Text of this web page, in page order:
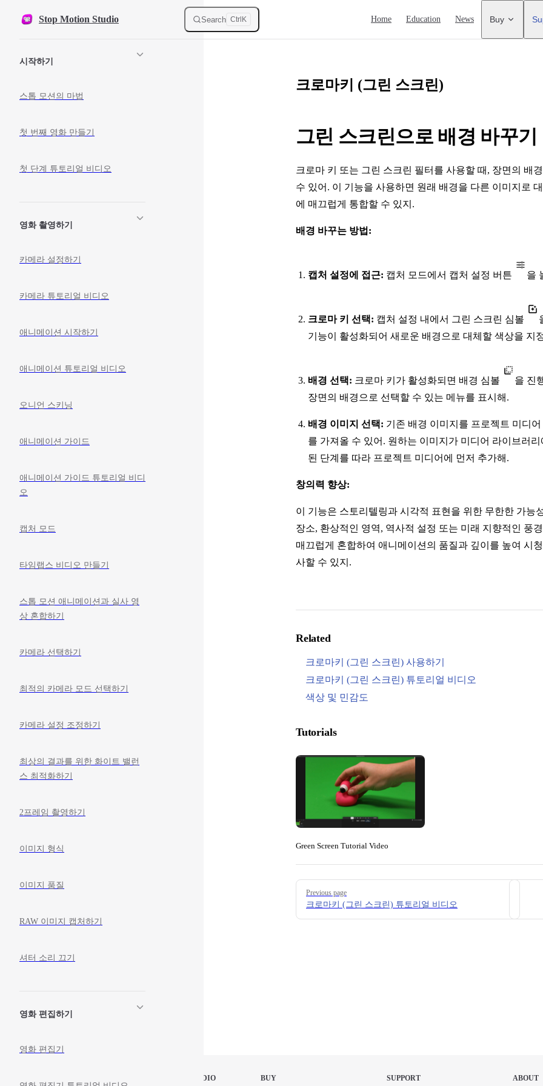
Skip to content
Stop Motion Studio Search Ctrl K Home Education News Buy
시작하기
스톱 모션의 마법
첫 번째 영화 만들기
첫 단계 튜토리얼 비디오
영화 촬영하기
카메라 설정하기
카메라 튜토리얼 비디오
애니메이션 시작하기
애니메이션 튜토리얼 비디오
오니언 스키닝
애니메이션 가이드
애니메이션 가이드 튜토리얼 비디
오
캡처 모드
타임랩스 비디오 만들기
스톱 모션 애니메이션과 실사 영
상 혼합하기
카메라 선택하기
최적의 카메라 모드 선택하기
카메라 설정 조정하기
최상의 결과를 위한 화이트 밸런
스 최적화하기
2프레임 촬영하기
이미지 형식
이미지 품질
RAW 이미지 캡처하기
셔터 소리 끄기
영화 편집하기
영화 편집기
크로마키 (그린 스크린)
그린 스크린으로 배경 바꾸기
크로마 키 또는 그린 스크린 필터를 사용할 때, 장면의 배
수 있어. 이 기능을 사용하면 원래 배경을 다른 이미지로
에 매끄럽게 통합할 수 있지.
배경 바꾸는 방법:
캡처 설정에 접근: 캡처 모드에서 캡처 설정 버튼 을
크로마 키 선택: 캡처 설정 내에서 그린 스크린 심볼
기능이 활성화되어 새로운 배경으로 대체할 색상을 지
배경 선택: 크로마 키가 활성화되면 배경 심볼
을 진
장면의 배경으로 선택할 수 있는 메뉴를 표시해.
배경 이미지 선택: 기존 배경 이미지를 프로젝트 미디
를 가져올 수 있어. 원하는 이미지가 미디어 라이브러리
된 단계를 따라 프로젝트 미디어에 먼저 추가해.
창의력 향상:
이 기능은 스토리텔링과 시각적 표현을 위한 무한한 가능
장소, 환상적인 영역, 역사적 설정 또는 미래 지향적인 풍
매끄럽게 혼합하여 애니메이션의 품질과 깊이를 높여 시
사할 수 있지.
Related
크로마키 (그린 스크린) 사용하기
크로마키 (그린 스크린) 튜토리얼 비디오
색상 및 민감도
Tutorials
Green Screen Tutorial Video
Pager
Previous page
크로마키 (그린 스크린) 튜토리얼 비디오
STOP MOTION STUDIO BUY SUPPORT ABOUT